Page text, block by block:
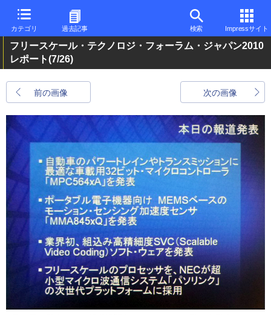
カテゴリ 過去記事 検索 Impressサイト
フリースケール・テクノロジ・フォーラム・ジャパン2010
レポート(7/26)
前の画像 次の画像